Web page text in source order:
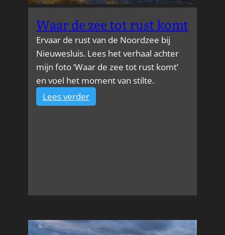
Waar de zee tot rust komt
Ervaar de rust van de Noordzee bij
Nieuwesluis. Lees het verhaal achter
mijn foto ‘Waar de zee tot rust komt’
en voel het moment van stilte.
Lees verder:
Waar